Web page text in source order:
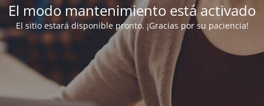
El modo mantenimiento está activado
El sitio estará disponible pronto. ¡Gracias por su paciencia!